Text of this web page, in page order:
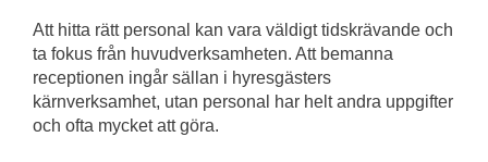
Att hitta rätt personal kan vara väldigt tidskrävande och
ta fokus från huvudverksamheten. Att bemanna
receptionen ingår sällan i hyresgästers
kärnverksamhet, utan personal har helt andra uppgifter
och ofta mycket att göra.